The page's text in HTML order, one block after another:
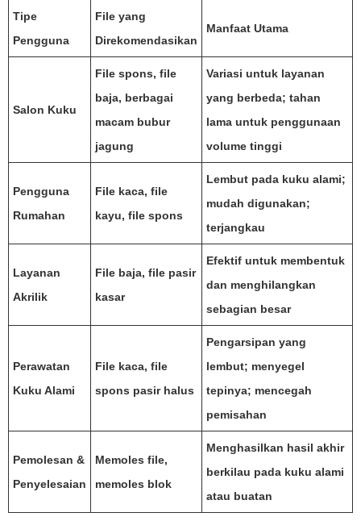
Tipe
Pengguna
File yang
Direkomendasikan
Manfaat Utama
Salon Kuku
File spons, file
baja, berbagai
macam bubur
jagung
Variasi untuk layanan
yang berbeda; tahan
lama untuk penggunaan
volume tinggi
Pengguna
Rumahan
File kaca, file
kayu, file spons
Lembut pada kuku alami;
mudah digunakan;
terjangkau
Layanan
Akrilik
File baja, file pasir
kasar
Efektif untuk membentuk
dan menghilangkan
sebagian besar
Perawatan
Kuku Alami
File kaca, file
spons pasir halus
Pengarsipan yang
lembut; menyegel
tepinya; mencegah
pemisahan
Pemolesan &
Penyelesaian
Memoles file,
memoles blok
Menghasilkan hasil akhir
berkilau pada kuku alami
atau buatan